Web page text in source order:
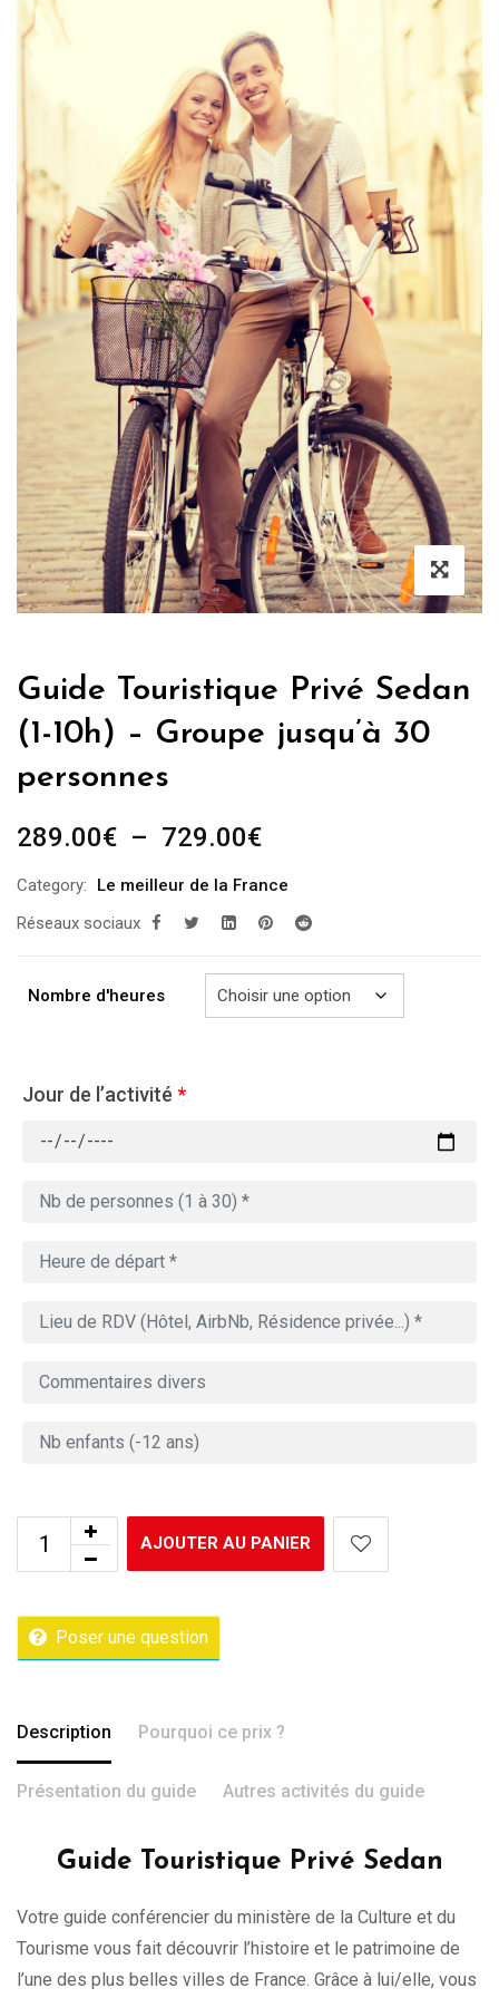
Guide Touristique Privé Sedan
(1-10h) – Groupe jusqu’à 30
personnes
289.00€ – 729.00€Plage
prix :
289.00€
729.00€
Category:
Le meilleur de la France
Réseaux sociaux
Nombre d'heures
Jour de l’activité *
AJOUTER AU PANIER
Poser une question
Description Pourquoi ce prix ?
Présentation du guide Autres activités du guide
Guide Touristique Privé Sedan
Votre guide conférencier du ministère de la Culture et du
Tourisme vous fait découvrir l’histoire et le patrimoine de
l’une des plus belles villes de France. Grâce à lui/elle, vous